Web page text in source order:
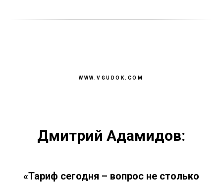
WWW.VGUDOK.COM
Дмитрий Адамидов:
«Тариф сегодня – вопрос не столько